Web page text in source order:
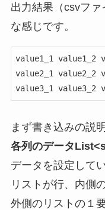
出力結果（csvフ
な感じです。
value1_1 value1_2
value2_1 value2_2
value3_1 value3_2
まず書き込みの説
各列のデータ
データを設定して
リストが行、内側
外側のリストの１